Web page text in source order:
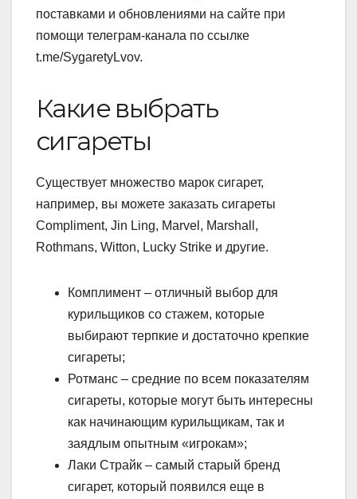
поставками и обновлениями на сайте при
помощи телеграм-канала по ссылке
t.me/SygaretyLvov.
Какие выбрать
сигареты
Существует множество марок сигарет,
например, вы можете заказать сигареты
Compliment, Jin Ling, Marvel, Marshall,
Rothmans, Witton, Lucky Strike и другие.
Комплимент – отличный выбор для
курильщиков со стажем, которые
выбирают терпкие и достаточно крепкие
сигареты;
Ротманс – средние по всем показателям
сигареты, которые могут быть интересны
как начинающим курильщикам, так и
заядлым опытным «игрокам»;
Лаки Страйк – самый старый бренд
сигарет, который появился еще в